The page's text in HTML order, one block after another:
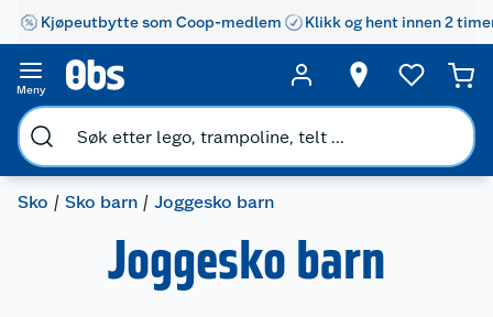
Kjøpeutbytte som Coop-medlem Klikk og hent innen 2
Meny
Sko Sko barn Joggesko barn
Joggesko barn